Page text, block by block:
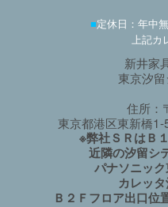
■定休日：年中
上記
新井家
東京汐
住所：
東京都港区東新橋1-
※弊社ＳＲはＢ
近隣の汐留シ
パナソニック
カレッ
Ｂ２Ｆフロア出口位